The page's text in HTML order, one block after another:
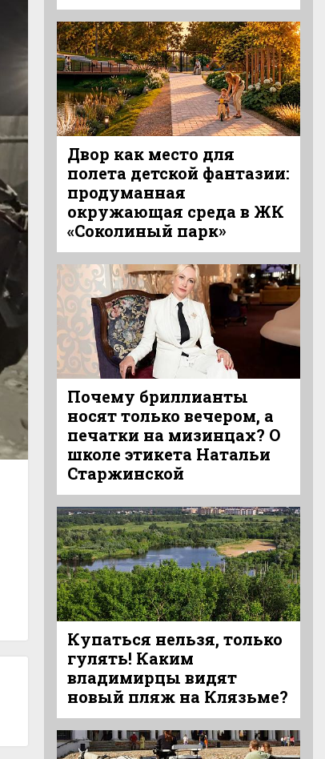
Двор как место для
полета детской фантазии:
продуманная
окружающая среда в ЖК
«Соколиный парк»
Почему бриллианты
носят только вечером, а
печатки на мизинцах? О
школе этикета Натальи
Старжинской
Купаться нельзя, только
гулять! Каким
владимирцы видят
новый пляж на Клязьме?